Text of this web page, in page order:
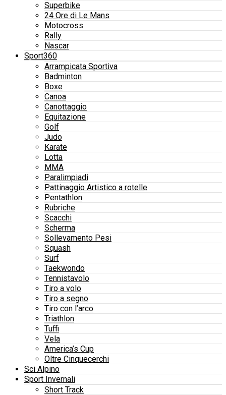
Superbike
24 Ore di Le Mans
Motocross
Rally
Nascar
Sport360
Arrampicata Sportiva
Badminton
Boxe
Canoa
Canottaggio
Equitazione
Golf
Judo
Karate
Lotta
MMA
Paralimpiadi
Pattinaggio Artistico a rotelle
Pentathlon
Rubriche
Scacchi
Scherma
Sollevamento Pesi
Squash
Surf
Taekwondo
Tennistavolo
Tiro a volo
Tiro a segno
Tiro con l’arco
Triathlon
Tuffi
Vela
America’s Cup
Oltre Cinquecerchi
Sci Alpino
Sport Invernali
Short Track